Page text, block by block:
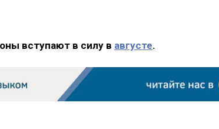
вступают в силу в августе.